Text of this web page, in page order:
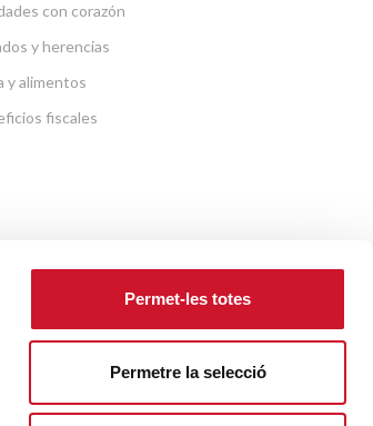
Permet-les totes
Permetre la selecció
con corazón
y herencias
y alimentos
fiscales
VINCULADAS A